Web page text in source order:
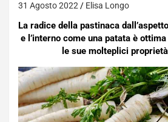
31 Agosto 2022 Elisa Longo
La radice della pastinaca
e l’interno come una patata è
le sue molteplici